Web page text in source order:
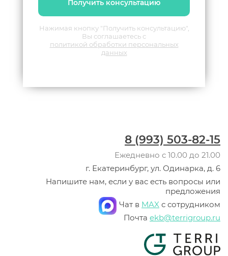
Получить консультацию
Нажимая кнопку "Получить консультацию",
Вы соглашаетесь с
политикой обработки персональных
данных
8 (993) 503-82-15
Ежедневно с 10.00 до 21.00
г. Екатеринбург, ул. Одинарка, д. 6
Напишите нам, если у вас есть вопросы или
предложения
Чат в MAX с сотрудником
Почта ekb@terrigroup.ru